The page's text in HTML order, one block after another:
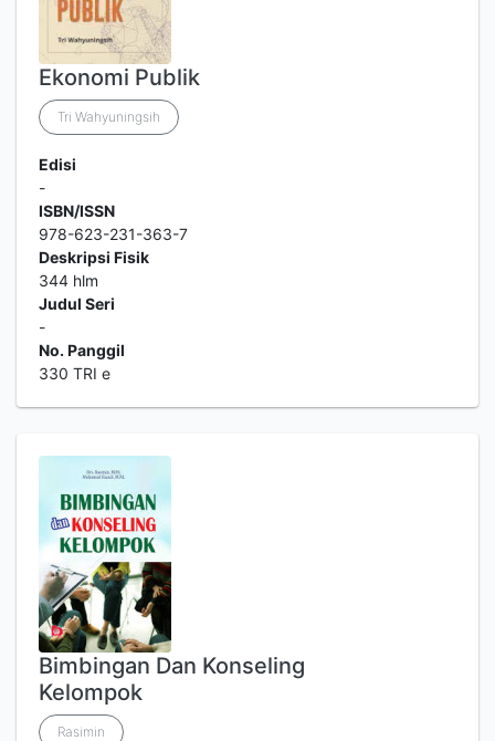
Ekonomi Publik
Tri Wahyuningsih
Edisi
-
ISBN/ISSN
978-623-231-363-7
Deskripsi Fisik
344 hlm
Judul Seri
-
No. Panggil
330 TRI e
Bimbingan Dan Konseling
Kelompok
Rasimin